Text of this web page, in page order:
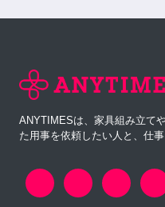
ANYTIMESは、家具組み立て
た用事を依頼したい人と、仕